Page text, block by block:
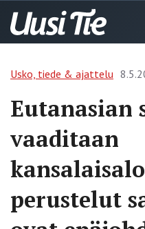
Usko, tiede & ajattelu
Eutanasian
vaaditaan
perustelut